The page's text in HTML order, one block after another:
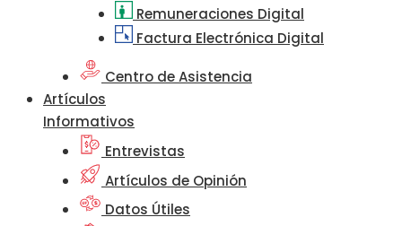
Remuneraciones Digital
Factura Electrónica Digital
Centro de Asistencia
Artículos
Informativos
Entrevistas
Artículos de Opinión
Datos Útiles